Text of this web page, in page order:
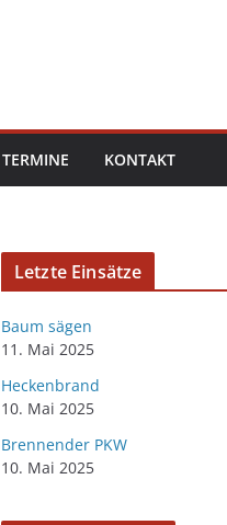
TERMINE KONTAKT
Letzte Einsätze
Baum sägen
11. Mai 2025
Heckenbrand
10. Mai 2025
Brennender PKW
10. Mai 2025